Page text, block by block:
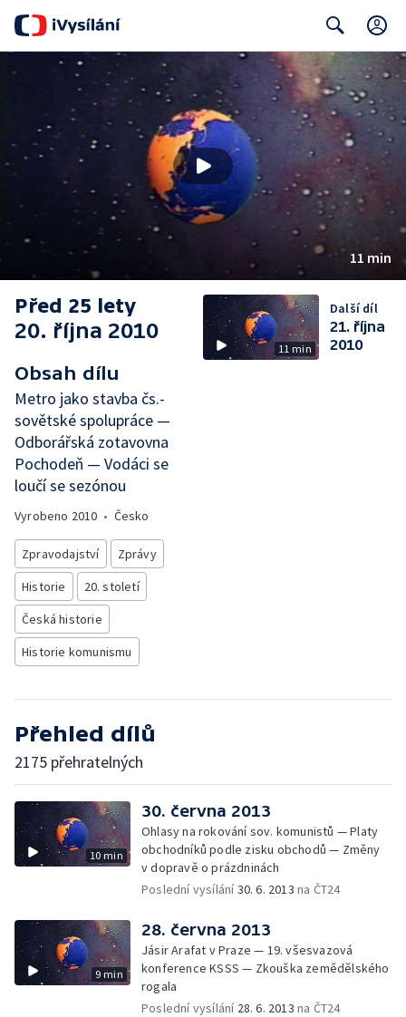
Search
11 min
Před 25 lety
20. října 2010
Obsah dílu
Metro jako stavba čs.-
sovětské spolupráce —
Odborářská zotavovna
Pochodeň — Vodáci se
loučí se sezónou
Vyrobeno 2010 • Česko
Zpravodajství
Zprávy
Historie
20. století
Česká historie
Historie komunismu
11 min
Další díl
21. října
2010
Přehled dílů
2175 přehratelných
10 min
30. června 2013
Ohlasy na rokování sov. komunistů — Platy
obchodníků podle zisku obchodů — Změny
v dopravě o prázdninách
Poslední vysílání30. 6. 2013 na ČT24
9 min
28. června 2013
Jásir Arafat v Praze — 19. všesvazová
konference KSSS — Zkouška zemědělského
rogala
Poslední vysílání 28. 6. 2013 na ČT24